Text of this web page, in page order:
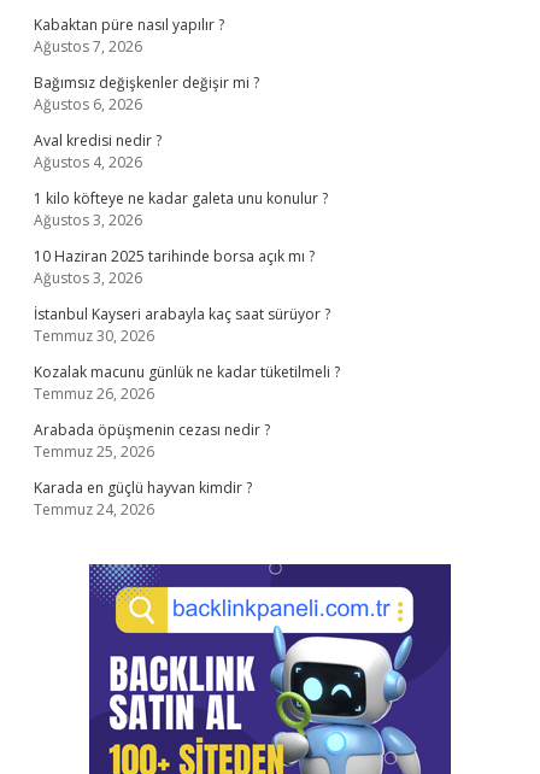
Kabaktan püre nasıl yapılır ?
Ağustos 7, 2026
Bağımsız değişkenler değişir mi ?
Ağustos 6, 2026
Aval kredisi nedir ?
Ağustos 4, 2026
1 kilo köfteye ne kadar galeta unu konulur ?
Ağustos 3, 2026
10 Haziran 2025 tarihinde borsa açık mı ?
Ağustos 3, 2026
İstanbul Kayseri arabayla kaç saat sürüyor ?
Temmuz 30, 2026
Kozalak macunu günlük ne kadar tüketilmeli ?
Temmuz 26, 2026
Arabada öpüşmenin cezası nedir ?
Temmuz 25, 2026
Karada en güçlü hayvan kimdir ?
Temmuz 24, 2026